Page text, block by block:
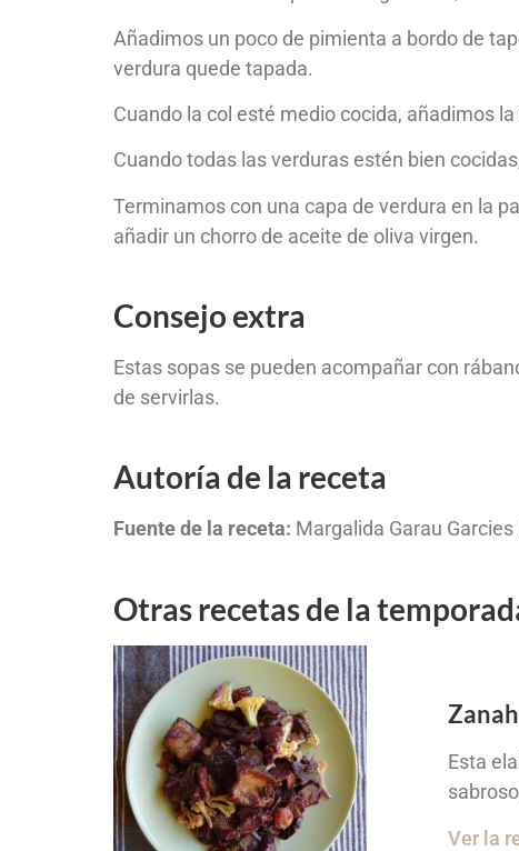
Añadimos un poco de pimienta a bordo de
verdura quede tapada.
Cuando la col esté medio cocida, añadimos
Cuando todas las verduras estén bien
Terminamos con una capa de verdura en la
añadir un chorro de aceite de oliva virgen.
Consejo extra
Estas sopas se pueden acompañar con
de servirlas.
Autoría de la receta
Fuente de la receta: Margalida Garau
Otras recetas de la
Esta
Ver la